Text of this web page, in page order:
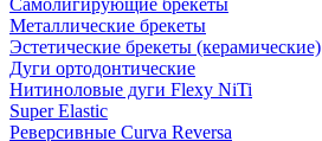
Самолигирующие брекеты
Металлические брекеты
Эстетические брекеты (керамические)
Дуги ортодонтические
Нитиноловые дуги Flexy NiTi
Super Elastic
Реверсивные Curva Reversa